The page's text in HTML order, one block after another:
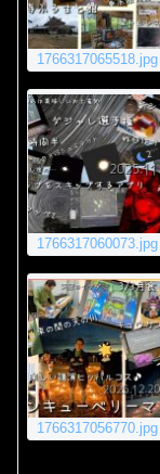
1766317065518.jpg
1766317060073.jpg
1766317056770.jpg